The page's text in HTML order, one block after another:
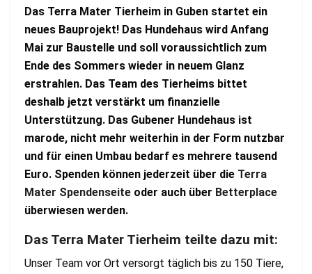
Das Terra Mater Tierheim in Guben startet ein
neues Bauprojekt! Das Hundehaus wird Anfang
Mai zur Baustelle und soll voraussichtlich zum
Ende des Sommers wieder in neuem Glanz
erstrahlen. Das Team des Tierheims bittet
deshalb jetzt verstärkt um finanzielle
Unterstützung. Das Gubener Hundehaus ist
marode, nicht mehr weiterhin in der Form nutzbar
und für einen Umbau bedarf es mehrere tausend
Euro. Spenden können jederzeit über die Terra
Mater Spendenseite oder auch über Betterplace
überwiesen werden.
Das Terra Mater Tierheim teilte dazu mit:
Unser Team vor Ort versorgt täglich bis zu 150 Tiere,